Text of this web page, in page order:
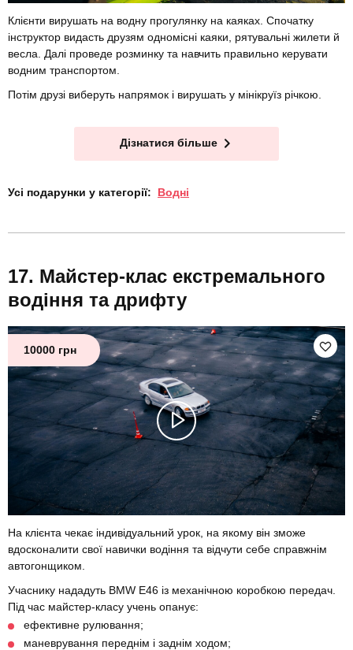
Клієнти вирушать на водну прогулянку на каяках. Спочатку
інструктор видасть друзям одномісні каяки, рятувальні жилети й
весла. Далі проведе розминку та навчить правильно керувати
водним транспортом.
Потім друзі виберуть напрямок і вирушать у мінікруїз річкою.
Дізнатися більше
Усі подарунки у категорії: Водні
Майстер-клас екстремального
водіння та дрифту
10000 грн
На клієнта чекає індивідуальний урок, на якому він зможе
вдосконалити свої навички водіння та відчути себе справжнім
автогонщиком.
Учаснику нададуть BMW E46 із механічною коробкою передач.
Під час майстер-класу учень опанує:
ефективне рулювання;
маневрування переднім і заднім ходом;